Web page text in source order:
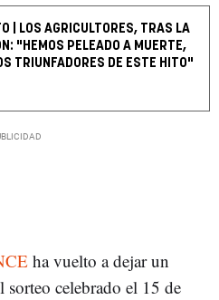
| LOS AGRICULTORES, TRAS LA
"HEMOS PELEADO A MUERTE,
TRIUNFADORES DE ESTE HITO"
ha vuelto a dejar un
celebrado el 15 de